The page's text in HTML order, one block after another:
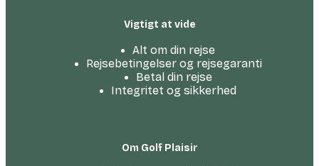
Vigtigt at vide
Alt om din rejse
Rejsebetingelser og rejsegaranti
Betal din rejse
Integritet og sikkerhed
Om Golf Plaisir